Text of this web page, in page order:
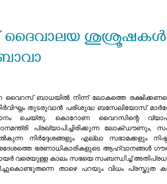
ദൈവാലയ ശുശ്രൂഷകള്‍
വൈറസ് ബാധയില്‍ നിന്ന് ലോകത്തെ
തുടരുവാന്‍ പരിശുദ്ധ ബസേലിയോസ്
ചെയ്തു. കൊറോണ വൈറസിന്റെ
പ്രഖ്യാപിച്ചിരിക്കുന്ന ലോക്ഡൗണും,
നിര്‍ദ്ദേശങ്ങളും എല്ലാ സഭാമക്കളും
ഭരണാധികാരികളുടെ ആഹ്വാനങ്ങള്‍
വരെയുള്ള കാലം സഭയെ സംബന്ധിച്ച്
താഴെ പറയും വിധം പ്രസ്തുത